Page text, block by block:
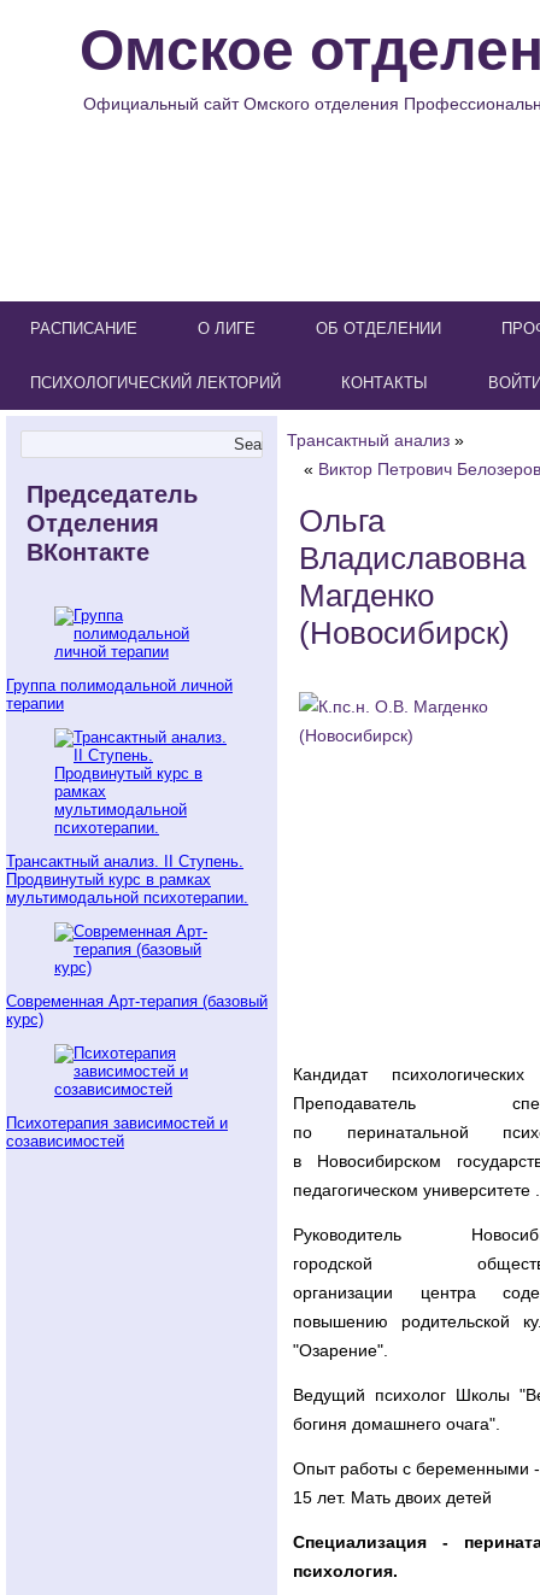
Омское
Официальный сайт Омского отделения
РАСПИСАНИЕ О ЛИГЕ ОБ ОТДЕЛЕНИИ
ПСИХОЛОГИЧЕСКИЙ ЛЕКТОРИЙ КОНТАКТЫ
Председатель
Отделения
ВКонтакте
Группа полимодальной личной
терапии
Трансактный анализ. II Ступень.
Продвинутый курс в рамках
мультимодальной психотерапии.
Современная Арт-терапия (базовый
курс)
Психотерапия зависимостей и
созависимостей
Трансактный анализ »
« Виктор Петрович
Ольга
Владиславовна
Магденко
(Новосибирск)
Кандидат
Преподаватель
по перинатальной
в Новосибирском
педагогическом университете .
Руководитель
городской
организации центра
повышению родительской
"Озарение".
Ведущий психолог Школы
богиня домашнего очага".
Опыт работы с беременными
15 лет. Мать двоих детей
Специализация -
психология.